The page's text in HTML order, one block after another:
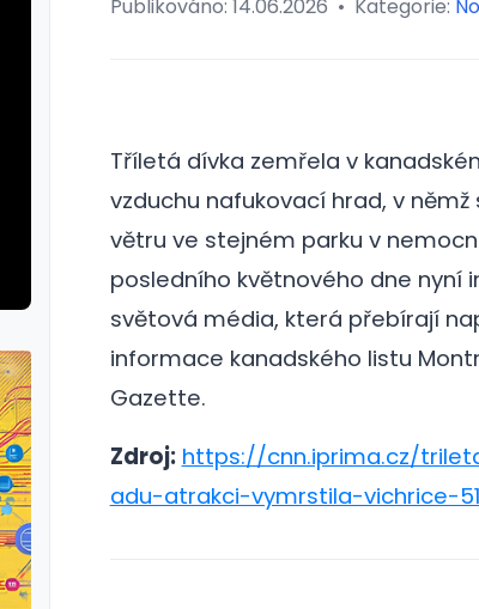
Publikováno: 14.06.2026 • Kategorie:
Tříletá dívka zemřela v
vzduchu nafukovací hrad, v
větru ve stejném parku v
posledního květnového dne nyní
světová média, která přebírají
informace kanadského listu
Gazette.
Zdroj: https://cnn.iprima.cz/
adu-atrakci-vymrstila-vichrice-